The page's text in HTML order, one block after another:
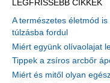
LEGFRISSEBB CIKKEK
A természetes életmód
túlzásba fordul
Miért együnk olívaolajat
Tippek a zsíros arcbőr
Miért és mitől olyan